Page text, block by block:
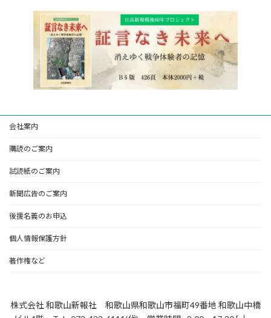
会社案内
購読のご案内
試読紙のご案内
新聞広告のご案内
後援名義のお申込
個人情報保護方針
著作権など
株式会社 和歌山新報社 和歌山県和歌山市福町49番地 和歌山中橋